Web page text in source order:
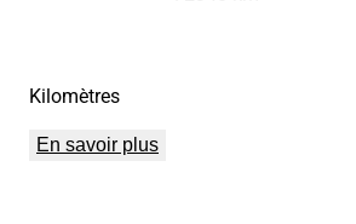
Kilomètres
En savoir plus